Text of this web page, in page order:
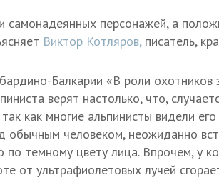
самонадеянных персонажей, а
Виктор Котляров,писатель,
Балкарии «В роли охотников
верят настолько, что,
как многие альпинисты видели
обычным человеком, неожиданно
темному цвету лица. Впрочем, у
от ультрафиолетовых лучей